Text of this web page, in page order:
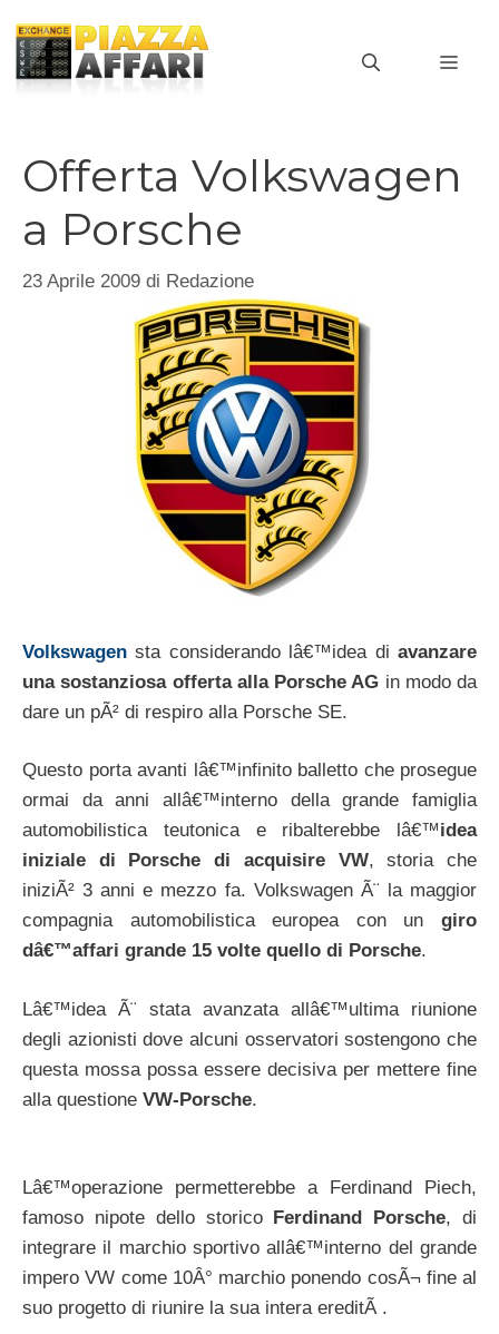
contenuto
Offerta Volkswagen
a Porsche
23 Aprile 2009 di Redazione
Volkswagen sta considerando lâ€™idea di avanzare
una sostanziosa offerta alla Porsche AG in modo da
dare un pÃ² di respiro alla Porsche SE.
Questo porta avanti lâ€™infinito balletto che prosegue
ormai da anni allâ€™interno della grande famiglia
automobilistica teutonica e ribalterebbe lâ€™idea
iniziale di Porsche di acquisire VW, storia che
iniziÃ² 3 anni e mezzo fa. Volkswagen Ã¨ la maggior
compagnia automobilistica europea con un giro
dâ€™affari grande 15 volte quello di Porsche.
Lâ€™idea Ã¨ stata avanzata allâ€™ultima riunione
degli azionisti dove alcuni osservatori sostengono che
questa mossa possa essere decisiva per mettere fine
alla questione VW-Porsche.
Lâ€™operazione permetterebbe a Ferdinand Piech,
famoso nipote dello storico
Ferdinand Porsche, di
integrare il marchio sportivo allâ€™interno del grande
impero VW come 10Â° marchio ponendo cosÃ¬ fine al
suo progetto di riunire la sua intera ereditÃ .